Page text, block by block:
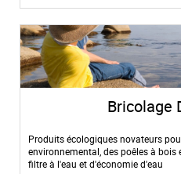
Bricolage
Produits écologiques novateurs
environnemental, des poêles à bois
filtre à l'eau et d'économie d'eau